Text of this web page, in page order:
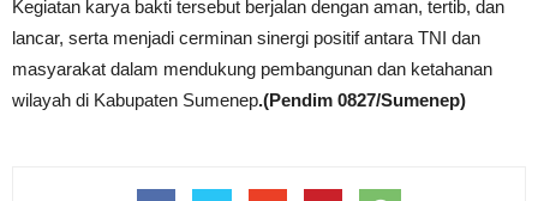
Kegiatan karya bakti tersebut berjalan dengan aman, tertib, dan
lancar, serta menjadi cerminan sinergi positif antara TNI dan
masyarakat dalam mendukung pembangunan dan ketahanan
wilayah di Kabupaten Sumenep.(Pendim 0827/Sumenep)